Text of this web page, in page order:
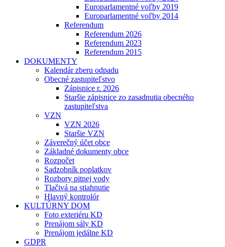
Europarlamentné voľby 2019
Europarlamentné voľby 2014
Referendum
Referendum 2026
Referendum 2023
Referendum 2015
DOKUMENTY
Kalendár zberu odpadu
Obecné zastupiteľstvo
Zápisnice r. 2026
Staršie zápisnice zo zasadnutia obecného
zastupiteľstva
VZN
VZN 2026
Staršie VZN
Záverečný účet obce
Základné dokumenty obce
Rozpočet
Sadzobník poplatkov
Rozbory pitnej vody
Tlačivá na stiahnutie
Hlavný kontrolór
KULTÚRNY DOM
Foto exteriéru KD
Prenájom sály KD
Prenájom jedálne KD
GDPR